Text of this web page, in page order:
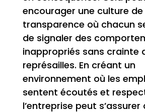
encourager une culture de
transparence où chacun
de signaler des
inappropriés sans crainte
représailles. En créant un
environnement où les
sentent écoutés et
l’entreprise peut s’assurer